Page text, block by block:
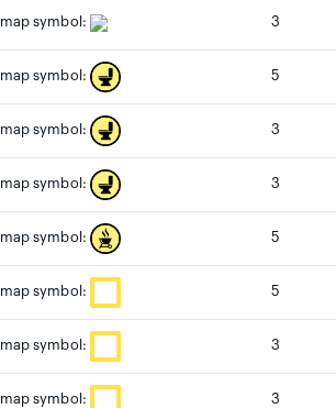
map symbol: 3
map symbol: 5
map symbol: 3
map symbol: 3
map symbol: 5
map symbol: 5
map symbol: 3
map symbol: 3